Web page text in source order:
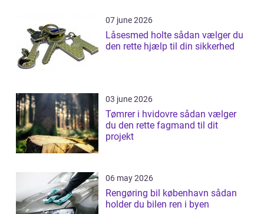
07 june 2026
Låsesmed holte sådan vælger du
den rette hjælp til din sikkerhed
03 june 2026
Tømrer i hvidovre sådan vælger
du den rette fagmand til dit
projekt
06 may 2026
Rengøring bil københavn sådan
holder du bilen ren i byen